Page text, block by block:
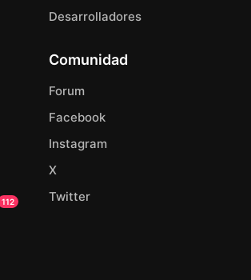
112
Desarrolladores
Comunidad
Forum
Facebook
Instagram
X
Twitter